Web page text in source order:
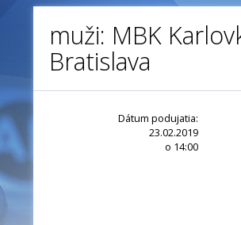
muži: MBK
Bratislava
Dátum podujatia:
23.02.2019
o 14:00